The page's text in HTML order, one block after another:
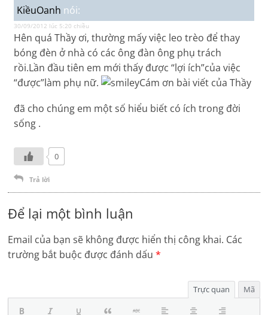
KiềuOanh nói:
30/09/2012 lúc 5:20 chiều
Hên quá Thầy ơi, thường mấy việc leo trèo để thay
bóng đèn ở nhà có các ông đàn ông phụ trách
rồi.Lần đầu tiên em mới thấy được “lợi ích”của việc
“được”làm phụ nữ.
Cám ơn bài viết của Thầy
đã cho chúng em một số hiểu biết có ích trong đời
sống .
0
Trả lời
Để lại một bình luận
Email của bạn sẽ không được hiển thị công khai. Các
trường bắt buộc được đánh dấu*
Trực quan Mã